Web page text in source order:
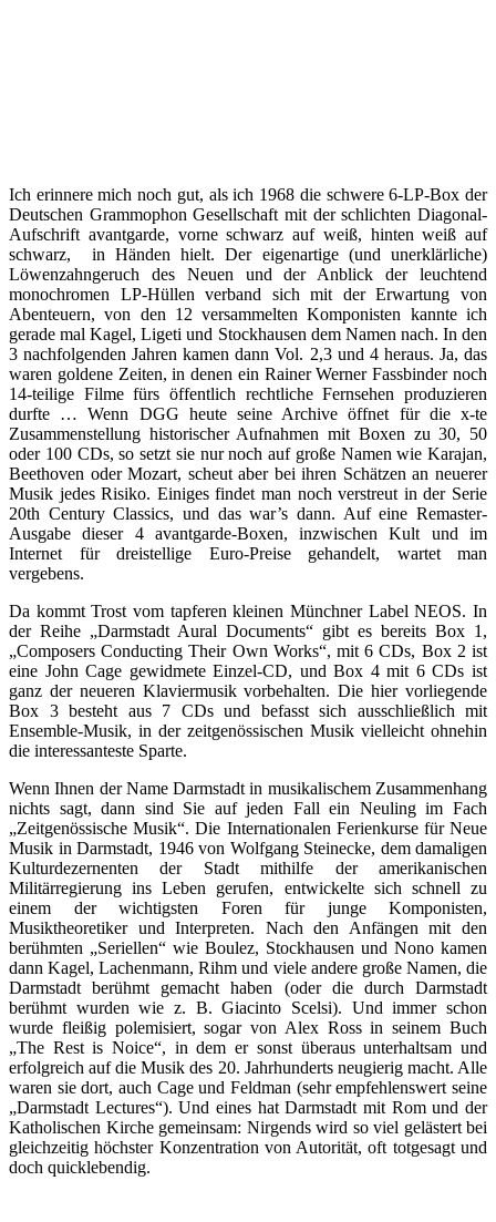
Ich erinnere mich noch gut, als ich 1968 die schwere 6-LP-Box der
Deutschen Grammophon Gesellschaft mit der schlichten Diagonal-
Aufschrift avantgarde, vorne schwarz auf weiß, hinten weiß auf
schwarz, in Händen hielt. Der eigenartige (und unerklärliche)
Löwenzahngeruch des Neuen und der Anblick der leuchtend
monochromen LP-Hüllen verband sich mit der Erwartung von
Abenteuern, von den 12 versammelten Komponisten kannte ich
gerade mal Kagel, Ligeti und Stockhausen dem Namen nach. In den
3 nachfolgenden Jahren kamen dann Vol. 2,3 und 4 heraus. Ja, das
waren goldene Zeiten, in denen ein Rainer Werner Fassbinder noch
14-teilige Filme fürs öffentlich rechtliche Fernsehen produzieren
durfte … Wenn DGG heute seine Archive öffnet für die x-te
Zusammenstellung historischer Aufnahmen mit Boxen zu 30, 50
oder 100 CDs, so setzt sie nur noch auf große Namen wie Karajan,
Beethoven oder Mozart, scheut aber bei ihren Schätzen an neuerer
Musik jedes Risiko. Einiges findet man noch verstreut in der Serie
20th Century Classics, und das war’s dann. Auf eine Remaster-
Ausgabe dieser 4 avantgarde-Boxen, inzwischen Kult und im
Internet für dreistellige Euro-Preise gehandelt, wartet man
vergebens.
Da kommt Trost vom tapferen kleinen Münchner Label NEOS. In
der Reihe „Darmstadt Aural Documents“ gibt es bereits Box 1,
„Composers Conducting Their Own Works“, mit 6 CDs, Box 2 ist
eine John Cage gewidmete Einzel-CD, und Box 4 mit 6 CDs ist
ganz der neueren Klaviermusik vorbehalten. Die hier vorliegende
Box 3 besteht aus 7 CDs und befasst sich ausschließlich mit
Ensemble-Musik, in der zeitgenössischen Musik vielleicht ohnehin
die interessanteste Sparte.
Wenn Ihnen der Name Darmstadt in musikalischem Zusammenhang
nichts sagt, dann sind Sie auf jeden Fall ein Neuling im Fach
„Zeitgenössische Musik“. Die Internationalen Ferienkurse für Neue
Musik in Darmstadt, 1946 von Wolfgang Steinecke, dem damaligen
Kulturdezernenten der Stadt mithilfe der amerikanischen
Militärregierung ins Leben gerufen, entwickelte sich schnell zu
einem der wichtigsten Foren für junge Komponisten,
Musiktheoretiker und Interpreten. Nach den Anfängen mit den
berühmten „Seriellen“ wie Boulez, Stockhausen und Nono kamen
dann Kagel, Lachenmann, Rihm und viele andere große Namen, die
Darmstadt berühmt gemacht haben (oder die durch Darmstadt
berühmt wurden wie z. B. Giacinto Scelsi). Und immer schon
wurde fleißig polemisiert, sogar von Alex Ross in seinem Buch
„The Rest is Noice“, in dem er sonst überaus unterhaltsam und
erfolgreich auf die Musik des 20. Jahrhunderts neugierig macht. Alle
waren sie dort, auch Cage und Feldman (sehr empfehlenswert seine
„Darmstadt Lectures“). Und eines hat Darmstadt mit Rom und der
Katholischen Kirche gemeinsam: Nirgends wird so viel gelästert bei
gleichzeitig höchster Konzentration von Autorität, oft totgesagt und
doch quicklebendig.